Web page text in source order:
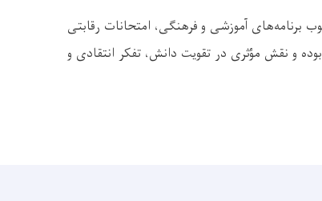
آموزشی و فرهنگی، امتحانات رقابتی
و نقش مؤثری در تقویت دانش، تفکر انتقادی و